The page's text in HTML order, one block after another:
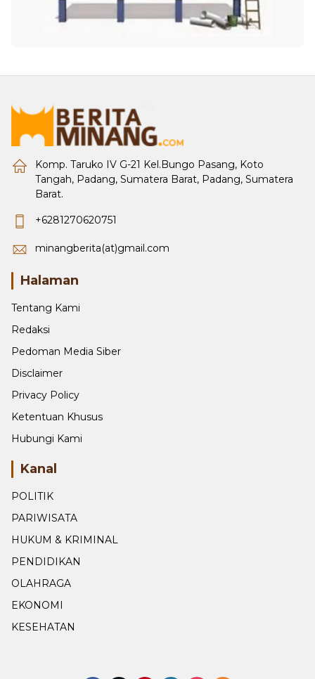
Komp. Taruko IV G-21 Kel.Bungo Pasang, Koto
Tangah, Padang, Sumatera Barat, Padang, Sumatera
Barat.
+6281270620751
minangberita(at)gmail.com
Halaman
Tentang Kami
Redaksi
Pedoman Media Siber
Disclaimer
Privacy Policy
Ketentuan Khusus
Hubungi Kami
Kanal
POLITIK
PARIWISATA
HUKUM & KRIMINAL
PENDIDIKAN
OLAHRAGA
EKONOMI
KESEHATAN